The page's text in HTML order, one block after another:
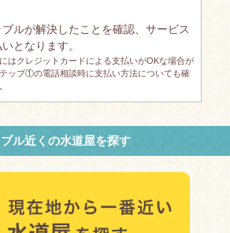
ルが解決したことを確認、サービス
となります。
はクレジットカードによる支払いがOKな場合が
ップ①の電話相談時に支払い方法についても確
ブル近くの水道屋を探す